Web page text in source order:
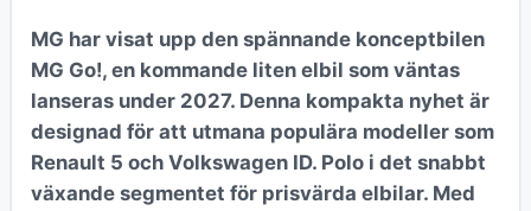
MG har visat upp den spännande konceptbilen
MG Go!, en kommande liten elbil som väntas
lanseras under 2027. Denna kompakta nyhet är
designad för att utmana populära modeller som
Renault 5 och Volkswagen ID. Polo i det snabbt
växande segmentet för prisvärda elbilar. Med